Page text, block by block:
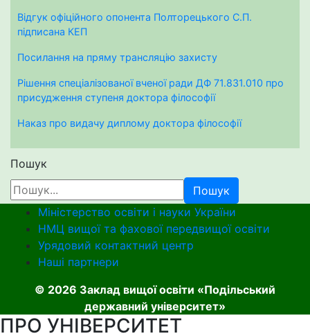
Відгук офіційного опонента Полторецького С.П.
підписана КЕП
Посилання на пряму трансляцію захисту
Рішення спеціалізованої вченої ради ДФ 71.831.010 про
присудження ступеня доктора філософії
Наказ про видачу диплому доктора філософії
Пошук
Пошук
Міністерство освіти і науки України
НМЦ вищої та фахової передвищої освіти
Урядовий контактний центр
Наші партнери
© 2026 Заклад вищої освіти «Подільський
державний університет»
ПРО УНІВЕРСИТЕТ